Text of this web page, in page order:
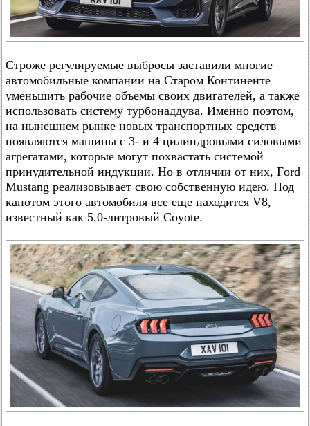
Строже регулируемые выбросы заставили многие
автомобильные компании на Старом Континенте
уменьшить рабочие объемы своих двигателей, а также
использовать систему турбонаддува. Именно поэтом,
на нынешнем рынке новых транспортных средств
появляются машины с 3- и 4 цилиндровыми силовыми
агрегатами, которые могут похвастать системой
принудительной индукции. Но в отличии от них, Ford
Mustang реализовывает свою собственную идею. Под
капотом этого автомобиля все еще находится V8,
известный как 5,0-литровый Coyote.